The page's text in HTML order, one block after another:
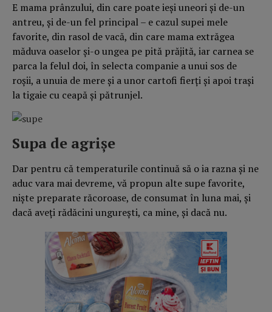
E mama prânzului, din care poate ieși uneori și de-un
antreu, și de-un fel principal – e cazul supei mele
favorite, din rasol de vacă, din care mama extrăgea
măduva oaselor și-o ungea pe pită prăjită, iar carnea se
parca la felul doi, în selecta companie a unui sos de
roșii, a unuia de mere și a unor cartofi fierți și apoi trași
la tigaie cu ceapă și pătrunjel.
Supa de agrișe
Dar pentru că temperaturile continuă să o ia razna și ne
aduc vara mai devreme, vă propun alte supe favorite,
niște preparate răcoroase, de consumat în luna mai, și
dacă aveți rădăcini ungurești, ca mine, și dacă nu.